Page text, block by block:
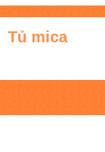
Tủ mica